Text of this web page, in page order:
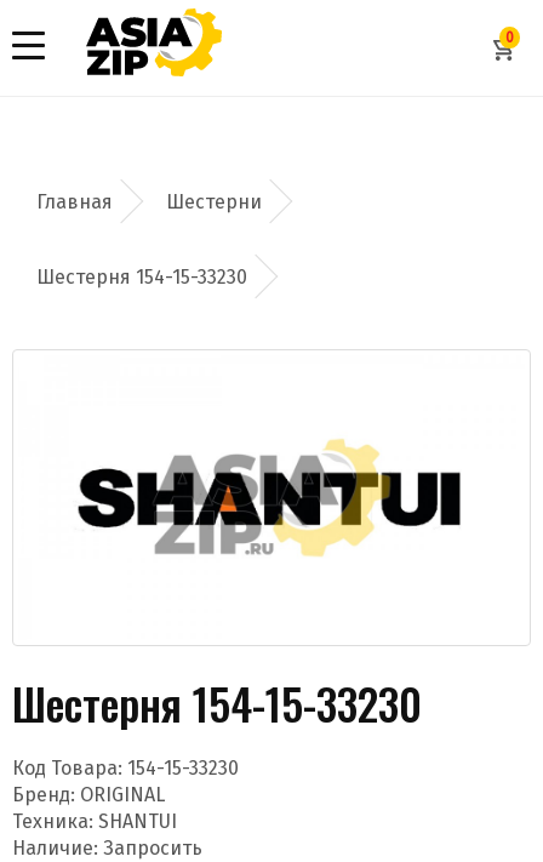
0
Добавить заявку
Допустимые форматы: .xls, .xlsx
Даю согласие на обработку моих данных и
получение новостей
Шестерни
Шестерня 154-15-33230
Шестерня 154-15-33230
Код Товара: 154-15-33230
Бренд: ORIGINAL
Техника: SHANTUI
Наличие: Запросить